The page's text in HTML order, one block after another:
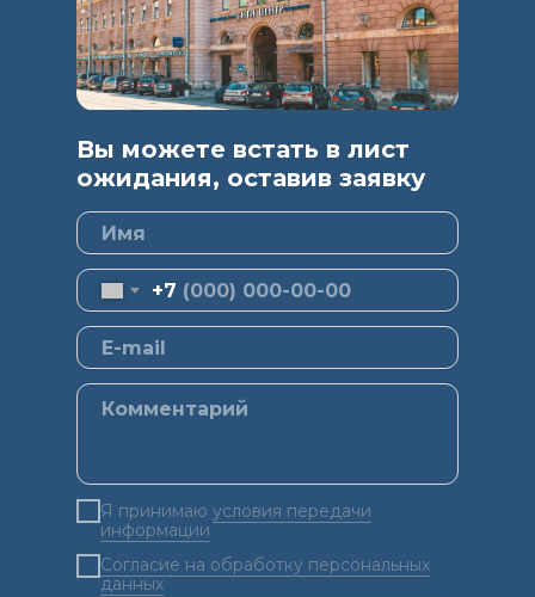
Вы можете встать в лист
ожидания, оставив заявку
+7
Я принимаю условия передачи
информации
Согласие на обработку персональных
данных